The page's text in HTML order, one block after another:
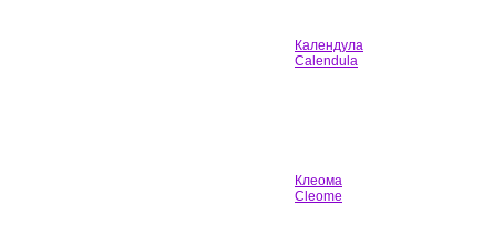
Календула
Calendula
Клеома
Cleome